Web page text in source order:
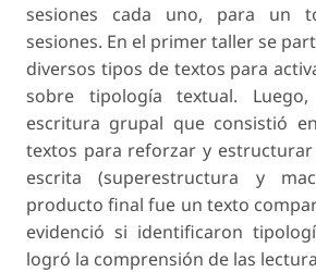
sesiones cada uno, para un
sesiones. En el primer taller se
diversos tipos de textos para
sobre tipología textual.
escritura grupal que consistió
textos para reforzar y
escrita (superestructura y
producto final fue un texto
evidenció si identificaron
logró la comprensión de las